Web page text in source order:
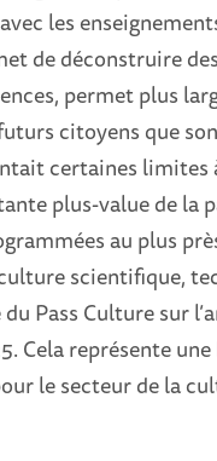
les
de déconstruire
permet plus
citoyens que
certaines
plus-value de la
au plus
scientifique,
Pass Culture sur
Cela représente
le secteur de la